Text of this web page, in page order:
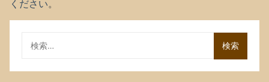
ください。
索: